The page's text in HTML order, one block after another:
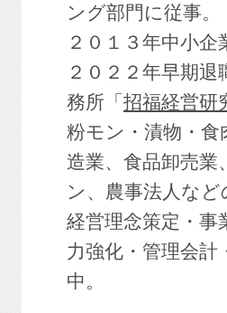
ング部門に従事。
２０１３年中小企
２０２２年早期
務所「 招福経営研
粉モン・漬物・食
造業、食品卸売
ン、農事法人な
経営理念策定・事
力強化・管理会
中。